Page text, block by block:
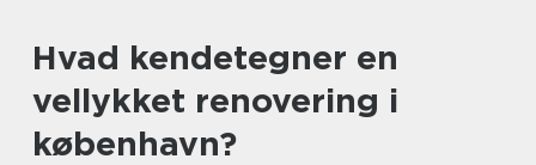
Hvad kendetegner en
vellykket renovering i
københavn?